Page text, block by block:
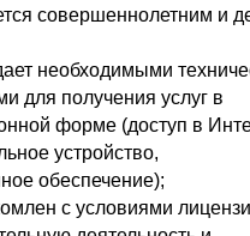
совершеннолетним и
необходимыми
для получения услуг в
форме (доступ в
устройство,
обеспечение);
с условиями